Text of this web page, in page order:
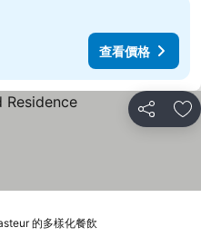
查看價格
分享 加
的多樣化餐飲查看價格